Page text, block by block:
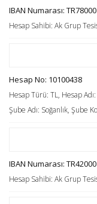
IBAN Numarası:
Hesap Sahibi: Ak Grup
Hesap No: 10100438
Hesap Türü: TL, Hesap
Şube Adı: Soğanlık, Şube
IBAN Numarası:
Hesap Sahibi: Ak Grup